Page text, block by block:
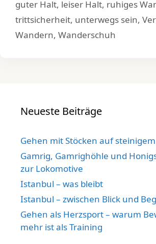
guter Halt, leiser Halt, ruhiges
trittsicherheit, unterwegs sein,
Wandern, Wanderschuh
Neueste Beiträge
Gehen mit Stöcken auf
Gamrig, Gamrighöhle und
zur Lokomotive
Istanbul – was bleibt
Istanbul – zwischen Blick und
Gehen als Herzsport – warum
mehr ist als Training